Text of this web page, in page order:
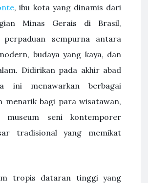
, ibu kota yang dinamis dari
Minas Gerais di Brasil,
perpaduan sempurna antara
budaya yang kaya, dan
Didirikan pada akhir abad
ini menawarkan berbagai
menarik bagi para wisatawan,
museum seni kontemporer
tradisional yang memikat
tropis dataran tinggi yang